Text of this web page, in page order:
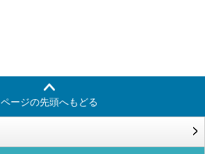
ページの先頭へもどる